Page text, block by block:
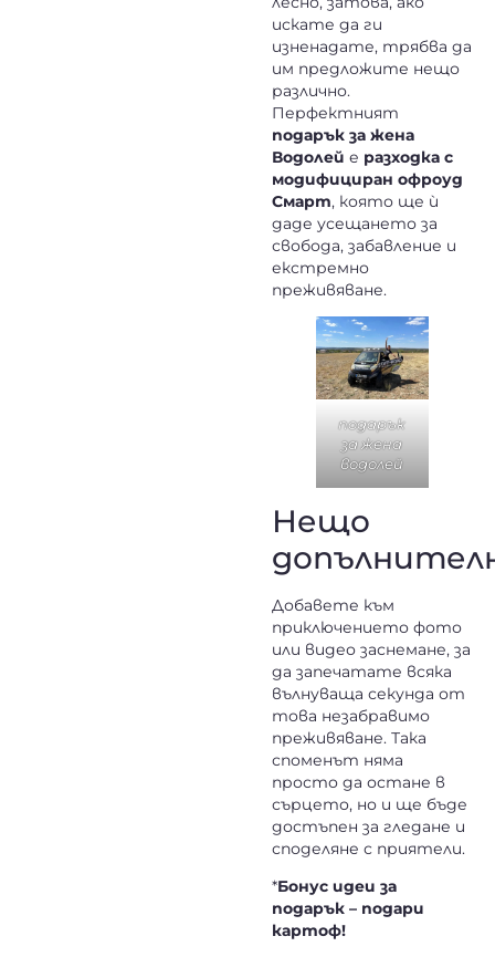
искате да ги
изненадате, трябва да
им предложите нещо
различно.
Перфектният
подарък за жена
Водолей е разходка с
модифициран офроуд
Смарт, която ще ѝ
даде усещането за
свобода, забавление и
екстремно
преживяване.
подарък
за жена
водолей
Нещо
Добавете към
приключението фото
или видео заснемане, за
да запечатате всяка
вълнуваща секунда от
това незабравимо
преживяване. Така
споменът няма
просто да остане в
сърцето, но и ще бъде
достъпен за гледане и
споделяне с приятели.
*Бонус идеи за
подарък – подари
картоф!